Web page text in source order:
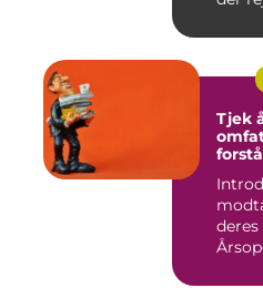
Tjek
deres